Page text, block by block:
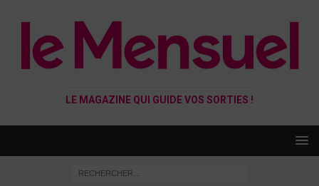
LE MAGAZINE QUI GUIDE VOS SORTIES !